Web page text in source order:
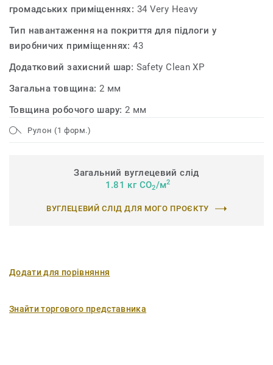
громадських приміщеннях: 34 Very Heavy
Тип навантаження на покриття для підлоги у
виробничих приміщеннях:43
Додатковий захисний шар: Safety Clean XP
Загальна товщина: 2 мм
Товщина робочого шару: 2 мм
Рулон (1 форм.)
Загальний вуглецевий слід
1.81 кг CO2/м2
ВУГЛЕЦЕВИЙ СЛІД ДЛЯ МОГО ПРОЄКТУ
Додати для порівняння
Знайти торгового представника